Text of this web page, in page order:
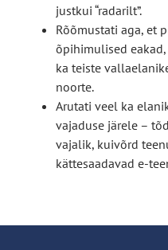
justkui “radarilt”.
Rõõmustati aga, et
õpihimulised
ka teiste
noorte.
Arutati veel ka
vajaduse järele –
vajalik, kuivõrd
kättesaadavad e-